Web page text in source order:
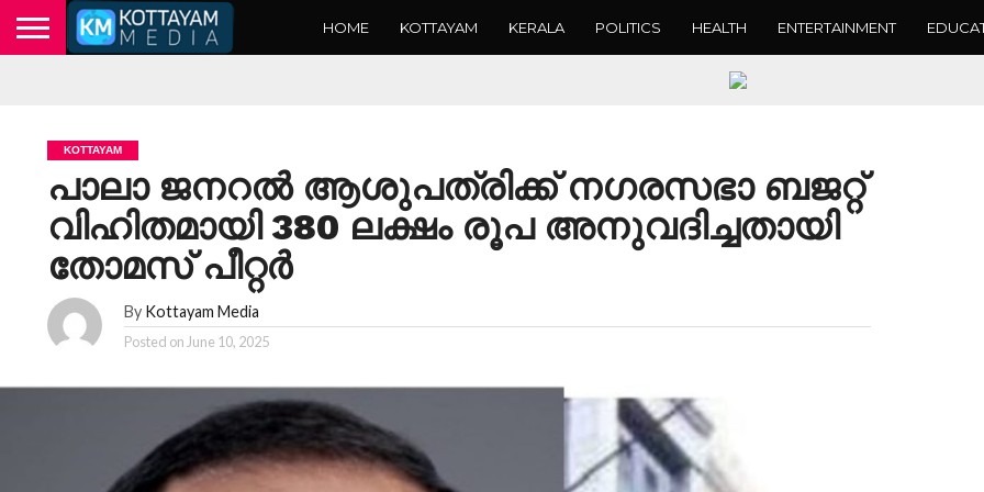
HOME KOTTAYAM KERALA POLITICS HEALTH ENTERTAINMENT
KOTTAYAM
പാലാ ജനറൽ ആശുപത്രിക്ക് നഗരസഭാ ബജറ്റ്
വിഹിതമായി 380 ലക്ഷം രൂപ അനുവദിച്ചതായി
തോമസ് പീറ്റർ
By Kottayam Media
Posted on June 10, 2025